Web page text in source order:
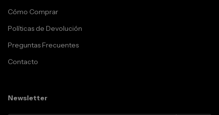
Cómo Comprar
Políticas de Devolución
Preguntas Frecuentes
Contacto
Newsletter